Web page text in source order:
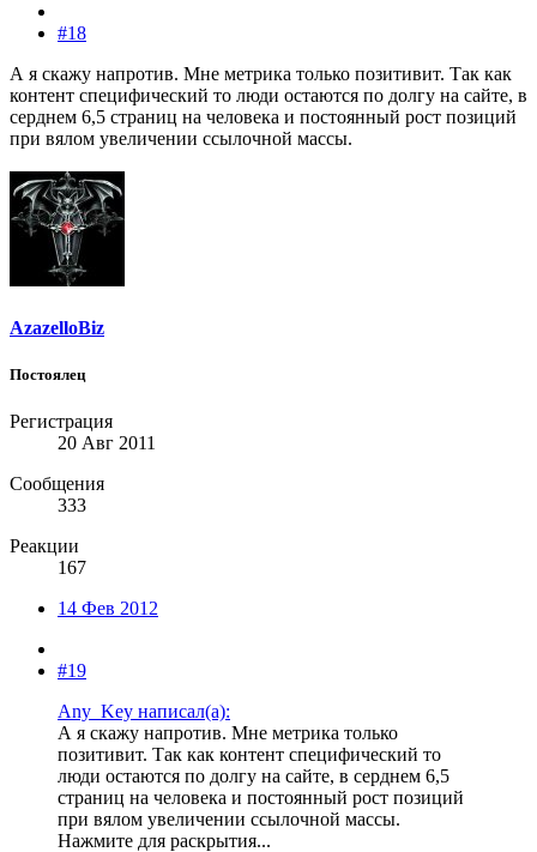
#18
А я скажу напротив. Мне метрика только позитивит. Так как
контент специфический то люди остаются по долгу на сайте, в
серднем 6,5 страниц на человека и постоянный рост позиций
при вялом увеличении ссылочной массы.
AzazelloBiz
Постоялец
Регистрация
20 Авг 2011
Сообщения
333
Реакции
167
14 Фев 2012
#19
Any_Key написал(а):
А я скажу напротив. Мне метрика только
позитивит. Так как контент специфический то
люди остаются по долгу на сайте, в серднем 6,5
страниц на человека и постоянный рост позиций
при вялом увеличении ссылочной массы.
Нажмите для раскрытия...